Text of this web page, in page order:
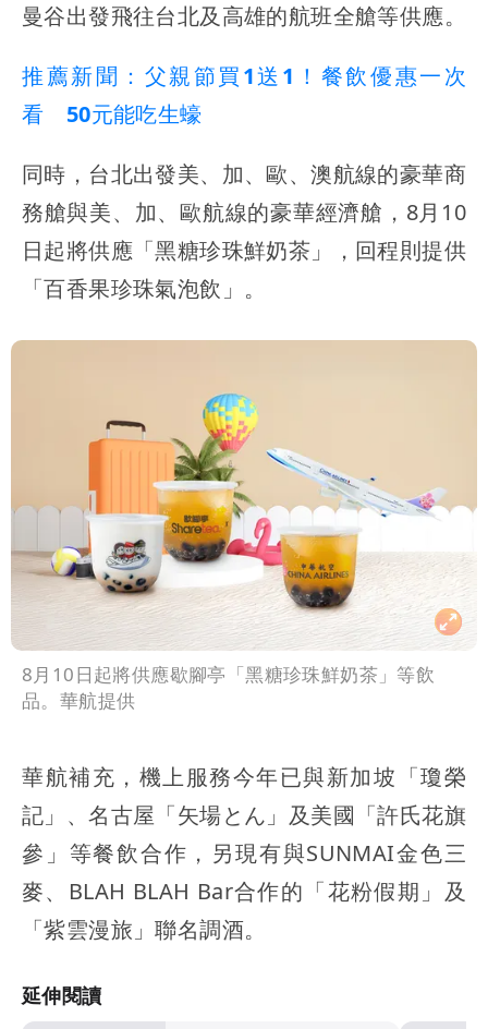
曼谷出發飛往台北及高雄的航班全艙等供應。
推薦新聞：父親節買1送1！餐飲優惠一次
看 50元能吃生蠔
同時，台北出發美、加、歐、澳航線的豪華商
務艙與美、加、歐航線的豪華經濟艙，8月10
日起將供應「黑糖珍珠鮮奶茶」，回程則提供
「百香果珍珠氣泡飲」。
8月10日起將供應歇腳亭「黑糖珍珠鮮奶茶」等飲
品。華航提供
華航補充，機上服務今年已與新加坡「瓊榮
記」、名古屋「矢場とん」及美國「許氏花旗
參」等餐飲合作，另現有與SUNMAI金色三
麥、BLAH BLAH Bar合作的「花粉假期」及
「紫雲漫旅」聯名調酒。
延伸閱讀